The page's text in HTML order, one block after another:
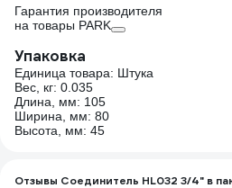
Гарантия производителя
на товары PARK
Упаковка
Единица товара: Штука
Вес, кг: 0.035
Длина, мм: 105
Ширина, мм: 80
Высота, мм: 45
Отзывы Соединитель HL032 3/4" в